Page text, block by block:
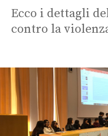
Ecco i dettagli
contro la